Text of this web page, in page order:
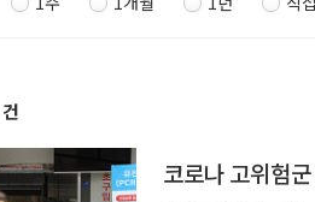
건
코로나 고위험